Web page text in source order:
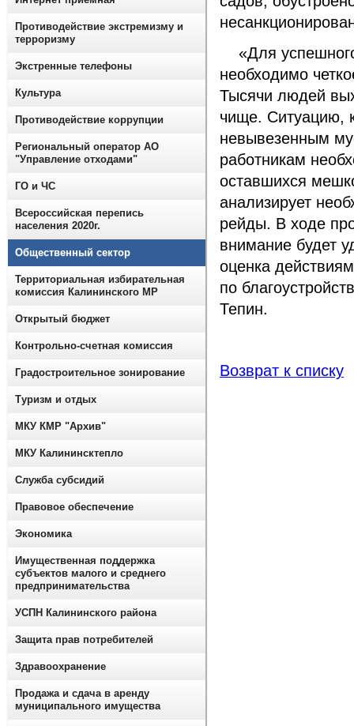
«Для
необходимо
Тысячи людей
чище. Ситуацию,
невывезенным
работникам
оставшихся
анализирует
рейды. В ходе
внимание будет
оценка
по
Тепин.
Возврат к списку
Противодействие экстремизму и
терроризму
Экстренные телефоны
Культура
Противодействие коррупции
Региональный оператор АО
"Управление отходами"
ГО и ЧС
Всероссийская перепись
населения 2020г.
Общественный сектор
Территориальная избирательная
комиссия Калининского МР
Открытый бюджет
Контрольно-счетная комиссия
Градостроительное зонирование
Туризм и отдых
МКУ КМР "Архив"
МКУ Калининсктепло
Служба субсидий
Правовое обеспечение
Экономика
Имущественная поддержка
субъектов малого и среднего
предпринимательства
УСПН Калининского района
Защита прав потребителей
Здравоохранение
Продажа и сдача в аренду
муниципального имущества